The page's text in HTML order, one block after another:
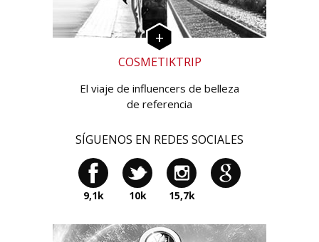
COSMETIKTRIP
El viaje de influencers de belleza
de referencia
SÍGUENOS EN REDES SOCIALES
9,1k 10k 15,7k